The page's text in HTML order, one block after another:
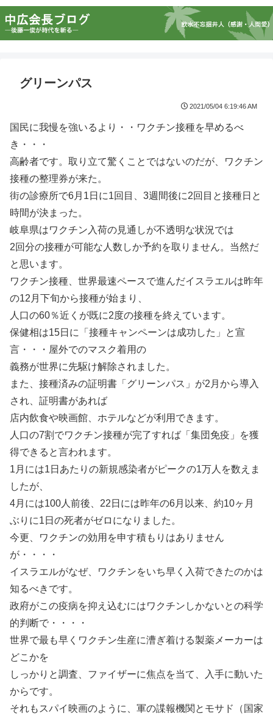
グリーンパス
2021/05/04 6:19:46 AM
国民に我慢を強いるより・・ワクチン接種を早めるべ
き・・・
高齢者です。取り立て驚くことではないのだが、ワクチン
接種の整理券が来た。
街の診療所で6月1日に1回目、3週間後に2回目と接種日と
時間が決まった。
岐阜県はワクチン入荷の見通しが不透明な状況では
2回分の接種が可能な人数しか予約を取りません。当然だ
と思います。
ワクチン接種、世界最速ペースで進んだイスラエルは昨年
の12月下旬から接種が始まり、
人口の60％近くが既に2度の接種を終えています。
保健相は15日に「接種キャンペーンは成功した」と宣
言・・・屋外でのマスク着用の
義務が世界に先駆け解除されました。
また、接種済みの証明書「グリーンパス」が2月から導入
され、証明書があれば
店内飲食や映画館、ホテルなどが利用できます。
人口の7割でワクチン接種が完了すれば「集団免疫」を獲
得できると言われます。
1月には1日あたりの新規感染者がピークの1万人を数えま
したが、
4月には100人前後、22日には昨年の6月以来、約10ヶ月
ぶりに1日の死者がゼロになりました。
今更、ワクチンの効用を申す積もりはありません
が・・・・
イスラエルがなぜ、ワクチンをいち早く入荷できたのかは
知るべきです。
政府がこの疫病を抑え込むにはワクチンしかないとの科学
的判断で・・・・
世界で最も早くワクチン生産に漕ぎ着ける製薬メーカーは
どこかを
しっかりと調査、ファイザーに焦点を当て、入手に動いた
からです。
それもスパイ映画のように、軍の諜報機関とモサド（国家